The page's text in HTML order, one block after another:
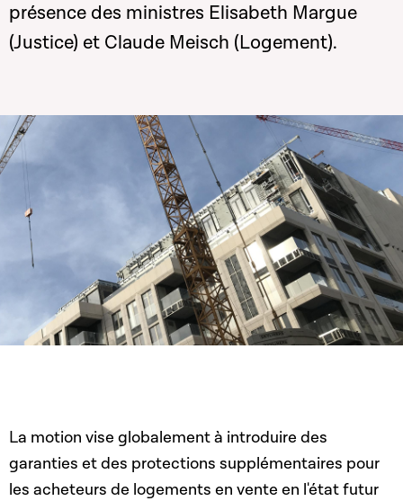
présence des ministres Elisabeth Margue
(Justice) et Claude Meisch (Logement).
La motion vise globalement à introduire des
garanties et des protections supplémentaires pour
les acheteurs de logements en vente en l'état futur